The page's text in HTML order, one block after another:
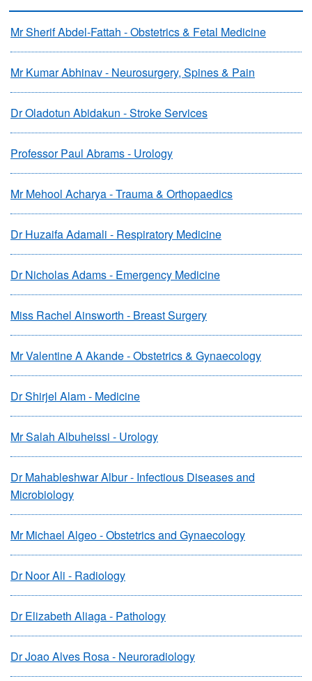
Mr Sherif Abdel-Fattah - Obstetrics & Fetal Medicine
Mr Kumar Abhinav - Neurosurgery, Spines & Pain
Dr Oladotun Abidakun - Stroke Services
Professor Paul Abrams - Urology
Mr Mehool Acharya - Trauma & Orthopaedics
Dr Huzaifa Adamali - Respiratory Medicine
Dr Nicholas Adams - Emergency Medicine
Miss Rachel Ainsworth - Breast Surgery
Mr Valentine A Akande - Obstetrics & Gynaecology
Dr Shirjel Alam - Medicine
Mr Salah Albuheissi - Urology
Dr Mahableshwar Albur - Infectious Diseases and
Microbiology
Mr Michael Algeo - Obstetrics and Gynaecology
Dr Noor Ali - Radiology
Dr Elizabeth Aliaga - Pathology
Dr Joao Alves Rosa - Neuroradiology